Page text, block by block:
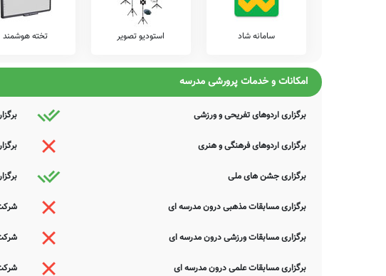
سامانه شاد استودیو تصویر تخته هوشمند
امکانات و خدمات پرورشی مدرسه
برگزاری اردوهای تفریحی و ورزشی
برگزاری اردوهای فرهنگی و هنری
برگزاری جشن های ملی
برگزاری مسابقات مذهبی درون مدرسه ای
برگزاری مسابقات ورزشی درون مدرسه ای
برگزاری مسابقات علمی درون مدرسه ای